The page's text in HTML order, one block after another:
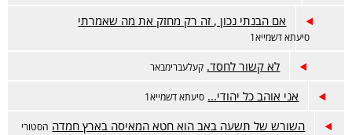
אם הבנתי נכון , זה רק מחזק את מה שאמרתי
סיעתא דשמייא1
לא קשור לחסד. קעלעברימבאר
אני אוהב כל יהודי... סיעתא דשמייא1
השורש של תשעה באב הוא חטא המאיסה בארץ חמדה הסטורי